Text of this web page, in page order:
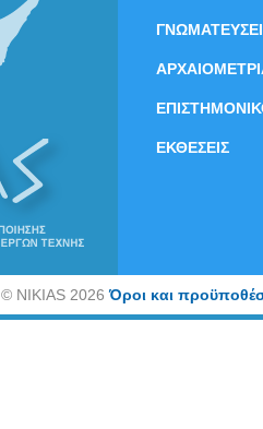
ΕΚΘΕΣΕΙΣ
©NIKIAS 2026Όροι και